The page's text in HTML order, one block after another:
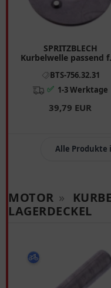
SPRITZBLECH
Kurbelwelle passend
BTS-756.32.31
✅ 1-3 Werktage
39,79 EUR
Alle Produkte
MOTOR »
LAGERDECKEL